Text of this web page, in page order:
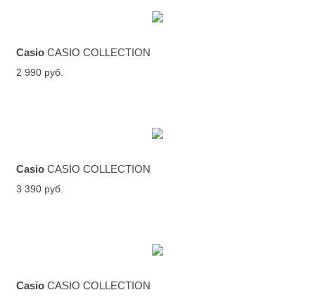
Casio CASIO COLLECTION
2 990 руб.
Casio CASIO COLLECTION
3 390 руб.
Casio CASIO COLLECTION